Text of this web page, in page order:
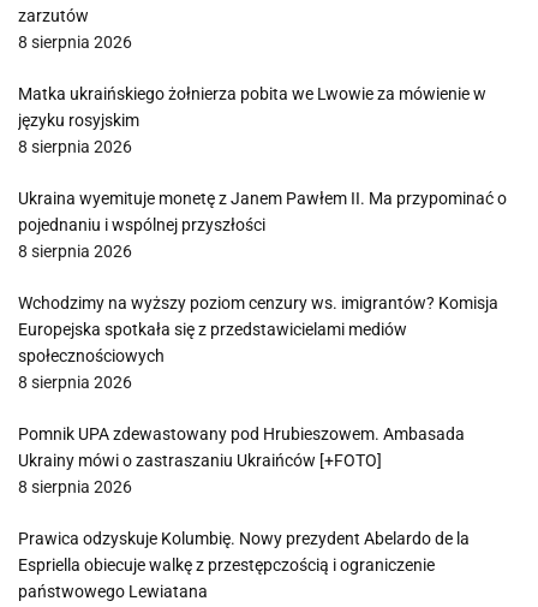
zarzutów
8 sierpnia 2026
Matka ukraińskiego żołnierza pobita we Lwowie za mówienie w
języku rosyjskim
8 sierpnia 2026
Ukraina wyemituje monetę z Janem Pawłem II. Ma przypominać o
pojednaniu i wspólnej przyszłości
8 sierpnia 2026
Wchodzimy na wyższy poziom cenzury ws. imigrantów? Komisja
Europejska spotkała się z przedstawicielami mediów
społecznościowych
8 sierpnia 2026
Pomnik UPA zdewastowany pod Hrubieszowem. Ambasada
Ukrainy mówi o zastraszaniu Ukraińców [+FOTO]
8 sierpnia 2026
Prawica odzyskuje Kolumbię. Nowy prezydent Abelardo de la
Espriella obiecuje walkę z przestępczością i ograniczenie
państwowego Lewiatana